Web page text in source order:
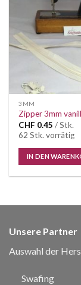
3MM
Zipper 3mm
CHF 0.45 / Stk.
62 Stk. vorrätig
IN DEN
Unsere Partner
Auswahl der
Swafing